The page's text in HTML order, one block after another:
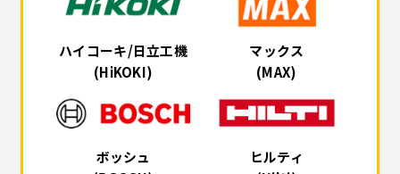
ハイコーキ/日立工機
(HiKOKI)
マックス
(MAX)
ボッシュ
ヒルティ